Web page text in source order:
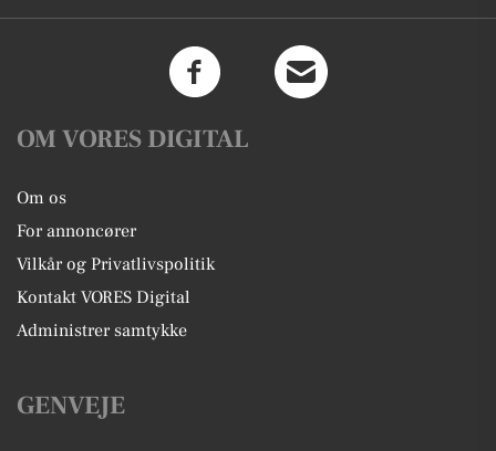
OM VORES DIGITAL
Om os
For annoncører
Vilkår og Privatlivspolitik
Kontakt VORES Digital
Administrer samtykke
GENVEJE